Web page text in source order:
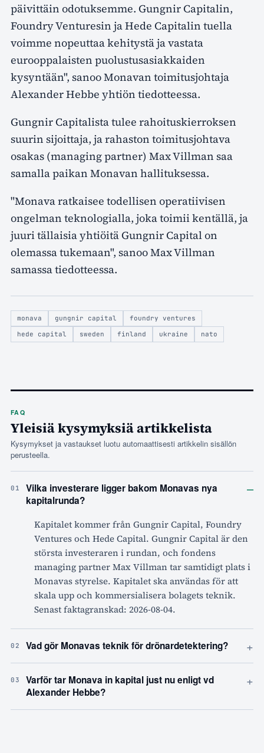
päivittäin odotuksemme. Gungnir Capitalin,
Foundry Venturesin ja Hede Capitalin tuella
voimme nopeuttaa kehitystä ja vastata
eurooppalaisten puolustusasiakkaiden
kysyntään", sanoo Monavan toimitusjohtaja
Alexander Hebbe yhtiön tiedotteessa.
Gungnir Capitalista tulee rahoituskierroksen
suurin sijoittaja, ja rahaston toimitusjohtava
osakas (managing partner) Max Villman saa
samalla paikan Monavan hallituksessa.
"Monava ratkaisee todellisen operatiivisen
ongelman teknologialla, joka toimii kentällä, ja
juuri tällaisia yhtiöitä Gungnir Capital on
olemassa tukemaan", sanoo Max Villman
samassa tiedotteessa.
monava gungnir capital
foundry ventures
hede capital
sweden finland ukraine nato
FAQ
Yleisiä kysymyksiä artikkelista
Kysymykset ja vastaukset luotu automaattisesti artikkelin sisällön
perusteella.
01
Vilka investerare ligger bakom Monavas nya
kapitalrunda?
–
Kapitalet kommer från Gungnir Capital, Foundry
Ventures och Hede Capital. Gungnir Capital är den
största investeraren i rundan, och fondens
managing partner Max Villman tar samtidigt plats i
Monavas styrelse. Kapitalet ska användas för att
skala upp och kommersialisera bolagets teknik.
Senast faktagranskad: 2026-08-04.
02 Vad gör Monavas teknik för drönardetektering? +
03
Varför tar Monava in kapital just nu enligt vd
Alexander Hebbe?
+